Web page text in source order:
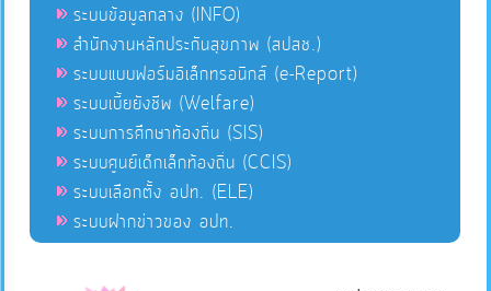
ระบบข้อมูลกลาง (INFO)
สำนักงานหลักประกันสุขภาพ (สปสช.)
ระบบแบบฟอร์มอิเล็กทรอนิกส์ (e-Report)
ระบบเบี้ยยังชีพ (Welfare)
ระบบการศึกษาท้องถิ่น (SIS)
ระบบศูนย์เด็กเล็กท้องถิ่น (CCIS)
ระบบเลือกตั้ง อปท. (ELE)
ระบบฝากข่าวของ อปท.